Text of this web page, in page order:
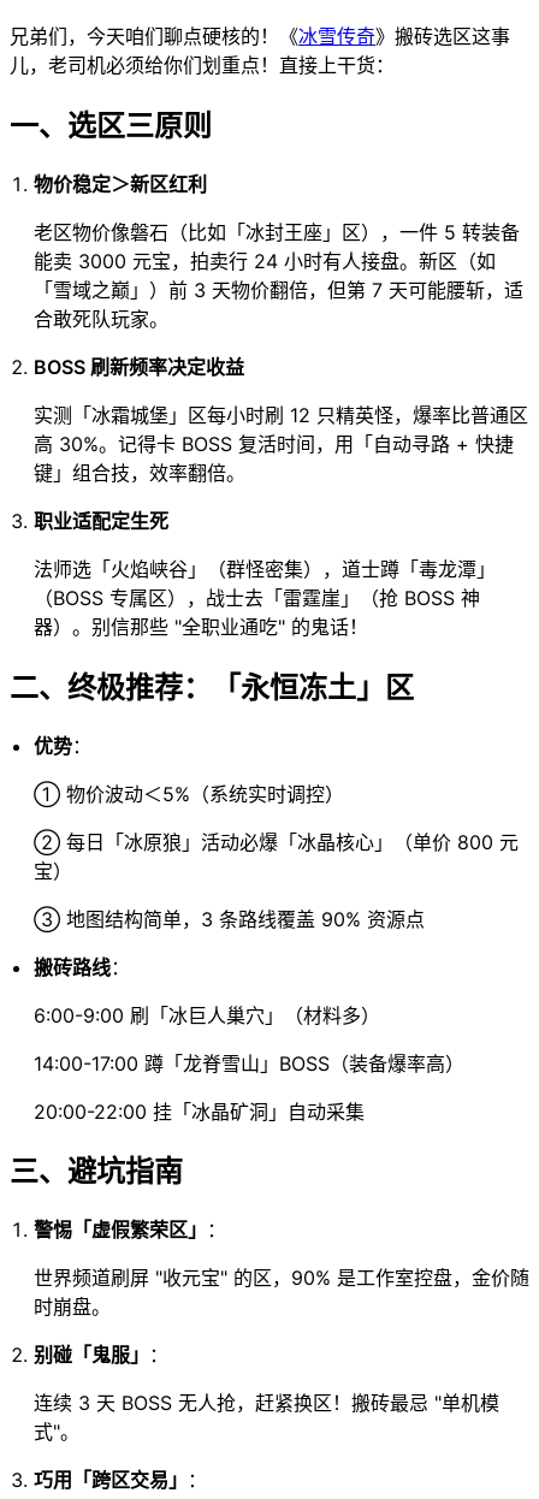
兄弟们，今天咱们聊点硬核的！《冰雪传奇》搬砖选区这事
儿，老司机必须给你们划重点！直接上干货：
一、选区三原则
物价稳定＞新区红利
老区物价像磐石（比如「冰封王座」区），一件 5 转装备
能卖 3000 元宝，拍卖行 24 小时有人接盘。新区（如
「雪域之巅」）前 3 天物价翻倍，但第 7 天可能腰斩，适
合敢死队玩家。
BOSS 刷新频率决定收益
实测「冰霜城堡」区每小时刷 12 只精英怪，爆率比普通区
高 30%。记得卡 BOSS 复活时间，用「自动寻路 + 快捷
键」组合技，效率翻倍。
职业适配定生死
法师选「火焰峡谷」（群怪密集），道士蹲「毒龙潭」
（BOSS 专属区），战士去「雷霆崖」（抢 BOSS 神
器）。别信那些 "全职业通吃" 的鬼话！
二、终极推荐：「永恒冻土」区
优势：
① 物价波动＜5%（系统实时调控）
② 每日「冰原狼」活动必爆「冰晶核心」（单价 800 元
宝）
③ 地图结构简单，3 条路线覆盖 90% 资源点
搬砖路线：
6:00-9:00 刷「冰巨人巢穴」（材料多）
14:00-17:00 蹲「龙脊雪山」BOSS（装备爆率高）
20:00-22:00 挂「冰晶矿洞」自动采集
三、避坑指南
警惕「虚假繁荣区」 ：
世界频道刷屏 "收元宝" 的区，90% 是工作室控盘，金价随
时崩盘。
别碰「鬼服」 ：
连续 3 天 BOSS 无人抢，赶紧换区！搬砖最忌 "单机模
式"。
巧用「跨区交易」 ：